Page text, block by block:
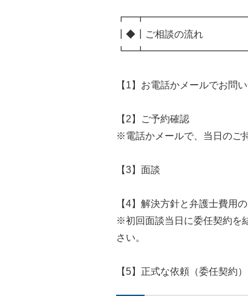
┃◆┃ご相談の流れ
【1】お電話かメールでお問
【2】ご予約確認
※電話かメールで、当日のご
【3】面談
【4】解決方針と弁護士費用
※初回面談当日に委任契約を
さい。
【5】正式な依頼（委任契約）